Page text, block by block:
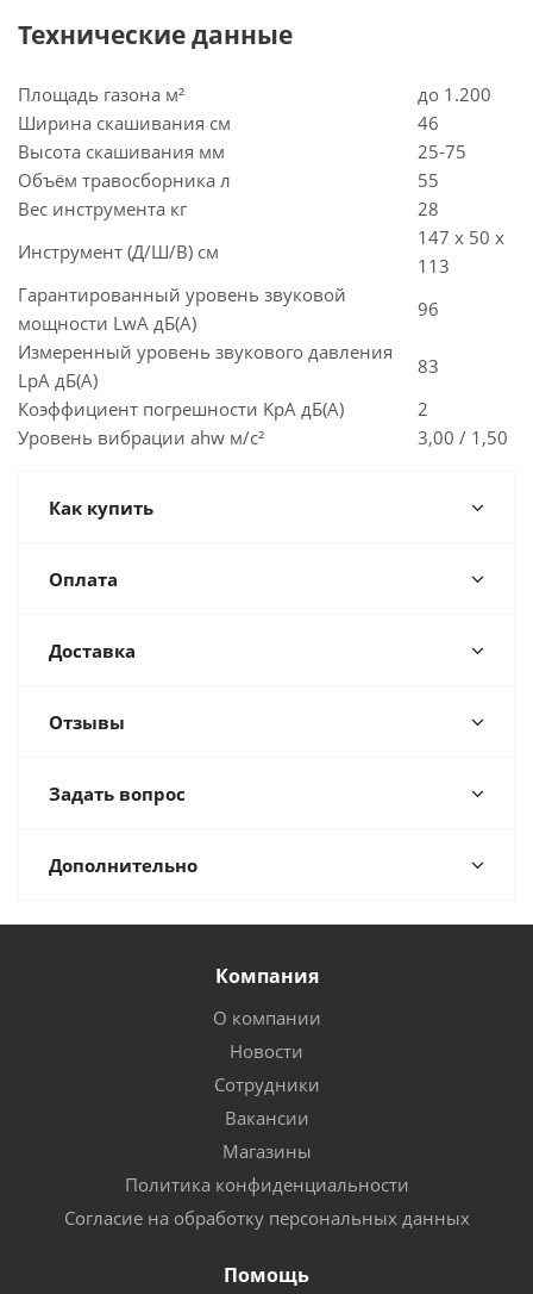
Технические данные
Площадь газона м²
до 1.200
Ширина скашивания см
46
Высота скашивания мм
25-75
Объём травосборника л
55
Вес инструмента кг
28
Инструмент (Д/Ш/В) см
147 x 50 x
113
Гарантированный уровень звуковой
мощности LwA дБ(A)
96
Измеренный уровень звукового давления
LpA дБ(A)
83
Коэффициент погрешности KpA дБ(A)
2
Уровень вибрации ahw м/с²
3,00 / 1,50
Как купить
Оплата
Доставка
Отзывы
Задать вопрос
Дополнительно
Компания
О компании
Новости
Сотрудники
Вакансии
Магазины
Политика конфиденциальности
Согласие на обработку персональных данных
Помощь